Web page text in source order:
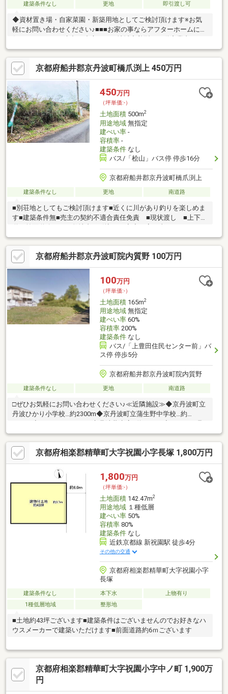
建築条件なし 更地 即引渡し可
◆資材置き場・自家菜園・新築用地としてご検討頂けます※お気
軽にお問い合わせください♪■■■お家の事ならアフターホームにお
す。新築・中古・土地・マンション・リフォーム・建築・住み替
えの相談など、お気軽にご相談下さい！！お家のことでお困りの
ことがあれば、ぜひアフターホームへ
京都府船井郡京丹波町橋爪渕上 450万円
450万円
（坪単価:-）
土地面積500m2
用途地域無指定
建ぺい率-
容積率-
建築条件なし
バス/「桧山」バス停 停歩16分
京都府船井郡京丹波町橋爪渕上
建築条件なし 更地 南道路
■別荘地としてもご検討頂けます■近くに川があり釣りを楽しめま
す■建築条件無■売主の契約不適合責任免責 ■現状渡し ■上下水
道は前面道路までで敷地内に引込なし◇◆お家の事ならアフター
ホームにお任せください◇◆京都を中心とした地域密着型の不動
産業者です。・新築・中古・土地・マンション・リフォーム・建
築・住み替えの相談など、お気軽にご相談下さい！！お家のこと
でお困りのことがあれば、ぜひアフターホームへ！
京都府船井郡京丹波町院内質野 100万円
100万円
（坪単価:-）
土地面積165m2
用途地域無指定
建ぺい率60%
容積率200%
建築条件なし
バス/「上豊田住民センター前」バ
ス停 停歩5分
京都府船井郡京丹波町院内質野
建築条件なし 更地 南道路
□ぜひお気軽にお問い合わせください♪≪近隣施設≫◆京丹波町立
丹波ひかり小学校…約2300m◆京丹波町立蒲生野中学校…約
波須知店…約2950m◆スーパーマーケット サンダイコー丹波マ
ーケス店…約3150m◆スーパーマーケット サンダイコーみずほ
店…約3650m◆コメリハード＆グリーン丹波店…約2750m◆丹波郵
便局…約3150m◆京都銀行 須知支店…約2850m◆JA京都 丹波支
店…約2950m◆京丹波町立須知幼稚園…約2550m◆医療法人丹笠会
丹波笠次病院…約3050m
京都府相楽郡精華町大字祝園小字長塚 1,800万円
1,800万円
（坪単価:-）
土地面積142.47m2
用途地域１種低層
建ぺい率50%
容積率80%
建築条件なし
近鉄京都線 新祝園駅 徒歩4分
その他の交通
京都府相楽郡精華町大字祝園小字
長塚
建築条件なし 本下水
上物有り
1種低層地域
整形地
■土地約43坪ございます■建築条件はございませんのでお好きなハ
ウスメーカーで建築いただけます■前面道路約6ｍございます
京都府相楽郡精華町大字祝園小字中ノ町 1,900万
円